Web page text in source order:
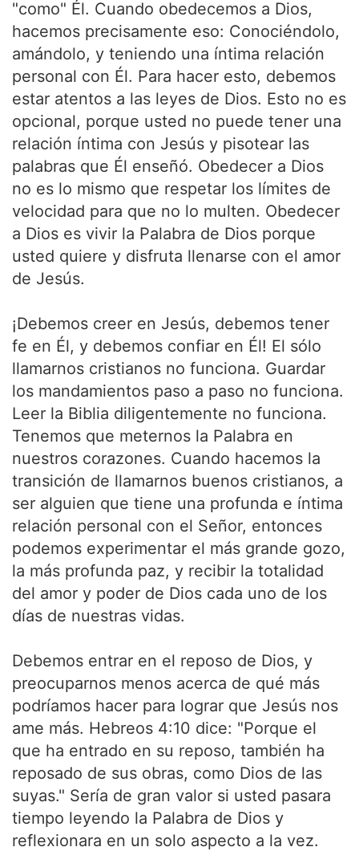
"como" Él. Cuando obedecemos a Dios,
hacemos precisamente eso: Conociéndolo,
amándolo, y teniendo una íntima relación
personal con Él. Para hacer esto, debemos
estar atentos a las leyes de Dios. Esto no es
opcional, porque usted no puede tener una
relación íntima con Jesús y pisotear las
palabras que Él enseñó. Obedecer a Dios
no es lo mismo que respetar los límites de
velocidad para que no lo multen. Obedecer
a Dios es vivir la Palabra de Dios porque
usted quiere y disfruta llenarse con el amor
de Jesús.
¡Debemos creer en Jesús, debemos tener
fe en Él, y debemos confiar en Él! El sólo
llamarnos cristianos no funciona. Guardar
los mandamientos paso a paso no funciona.
Leer la Biblia diligentemente no funciona.
Tenemos que meternos la Palabra en
nuestros corazones. Cuando hacemos la
transición de llamarnos buenos cristianos, a
ser alguien que tiene una profunda e íntima
relación personal con el Señor, entonces
podemos experimentar el más grande gozo,
la más profunda paz, y recibir la totalidad
del amor y poder de Dios cada uno de los
días de nuestras vidas.
Debemos entrar en el reposo de Dios, y
preocuparnos menos acerca de qué más
podríamos hacer para lograr que Jesús nos
ame más. Hebreos 4:10 dice: "Porque el
que ha entrado en su reposo, también ha
reposado de sus obras, como Dios de las
suyas." Sería de gran valor si usted pasara
tiempo leyendo la Palabra de Dios y
reflexionara en un solo aspecto a la vez.